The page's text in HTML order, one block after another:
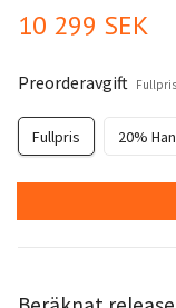
10 299 SEK
Preorderavgift Fullpris
Fullpris 20%